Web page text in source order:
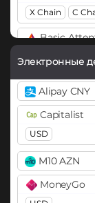
X Chain C
Basic
Binance
BEP20 BEP2
Bitcoin
BTC BEP20
Bitcoin
BitTorrent
Электронные
Alipay CNY
Capitalist
USD
M10 AZN
MoneyGo